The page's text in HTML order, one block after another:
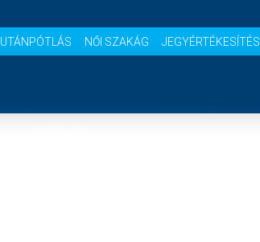
UTÁNPÓTLÁS NŐI SZAKÁG JEGYÉRTÉKESÍTÉS